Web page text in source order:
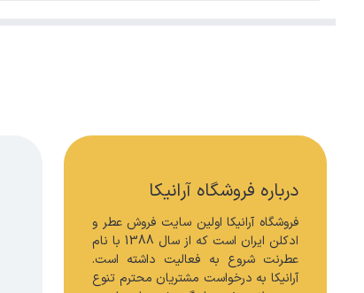
درباره فروشگاه آرانیکا